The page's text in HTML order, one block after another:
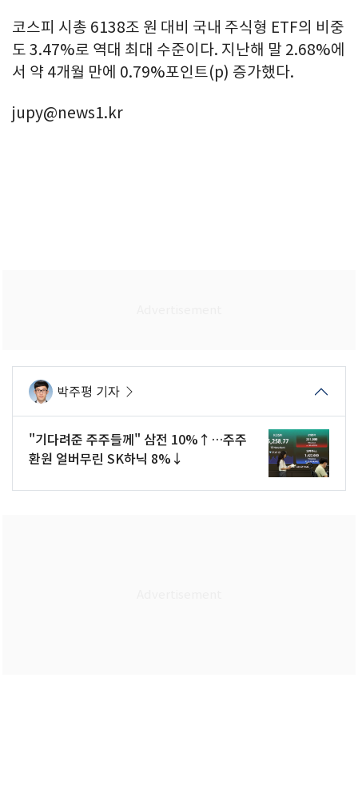
코스피 시총 6138조 원 대비 국내 주식형 ETF의 비중
도 3.47%로 역대 최대 수준이다. 지난해 말 2.68%에
서 약 4개월 만에 0.79%포인트(p) 증가했다.
jupy@news1.kr
박주평 기자
"기다려준 주주들께" 삼전 10%↑…주주
환원 얼버무린 SK하닉 8%↓